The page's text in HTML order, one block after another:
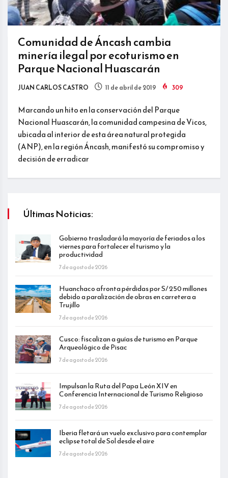
Comunidad de Áncash cambia
minería ilegal por ecoturismo en
Parque Nacional Huascarán
JUAN CARLOS CASTRO 11 de abril de 2019 309
Marcando un hito en la conservación del Parque
Nacional Huascarán, la comunidad campesina de Vicos,
ubicada al interior de esta área natural protegida
(ANP), en la región Áncash, manifestó su compromiso y
decisión de erradicar
Últimas Noticias:
Gobierno trasladará la mayoría de feriados a los
viernes para fortalecer el turismo y la
productividad
7 de agosto de 2026
Huanchaco afronta pérdidas por S/ 250 millones
debido a paralización de obras en carretera a
Trujillo
7 de agosto de 2026
Cusco: fiscalizan a guías de turismo en Parque
Arqueológico de Pisac
7 de agosto de 2026
Impulsan la Ruta del Papa León XIV en
Conferencia Internacional de Turismo Religioso
7 de agosto de 2026
Iberia fletará un vuelo exclusivo para contemplar
eclipse total de Sol desde el aire
7 de agosto de 2026